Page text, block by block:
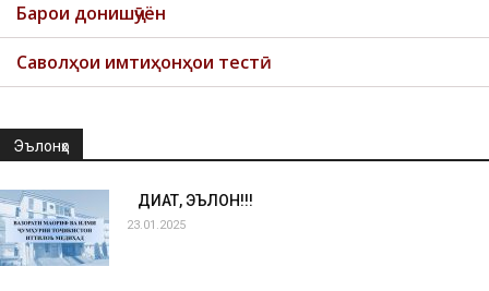
Барои донишҷӯён
Саволҳои имтиҳонҳои тестӣ
Эълонҳо
ДИҚҚАТ, ЭЪЛОН!!!
23.01.2025